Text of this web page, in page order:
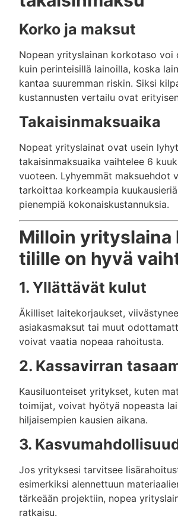
Korko ja maksut
Nopean yrityslainan korkotaso voi
kuin perinteisillä lainoilla, koska
kantaa suuremman riskin. Siksi
kustannusten vertailu ovat
Takaisinmaksuaika
Nopeat yrityslainat ovat usein
takaisinmaksuaika vaihtelee 6
vuoteen. Lyhyemmät maksuehdot
tarkoittaa korkeampia
pienempiä kokonaiskustannuksia.
Milloin yrityslaina
tilille on hyvä
1. Yllättävät kulut
Äkilliset laitekorjaukset,
asiakasmaksut tai muut
voivat vaatia nopeaa rahoitusta.
2. Kassavirran
Kausiluonteiset yritykset, kuten
toimijat, voivat hyötyä nopeasta
hiljaisempien kausien aikana.
3.
Jos yrityksesi tarvitsee
esimerkiksi alennettuun
tärkeään projektiin, nopea
ratkaisu.